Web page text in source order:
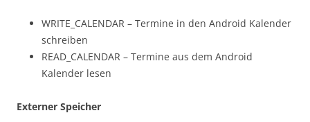
WRITE_CALENDAR – Termine in den Android Kalender
schreiben
READ_CALENDAR – Termine aus dem Android
Kalender lesen
Externer Speicher